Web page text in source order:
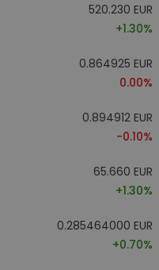
520.230 EUR
+1.30%
0.864925 EUR
0.00%
0.894912 EUR
-0.10%
65.660 EUR
+1.30%
0.285464000 EUR
+0.70%